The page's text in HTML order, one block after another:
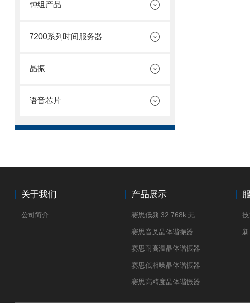
钟组产品
7200系列时间服务器
晶振
语音芯片
关于我们
公司简介
产品展示
赛思音叉晶体谐振器
赛思耐高温晶体谐振器
赛思低相噪晶体谐振器
赛思高精度晶体谐振器